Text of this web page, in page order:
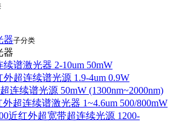
器子分类
器
谱激光器 2-10um 50mW
超连续谱光源 1.9-4um 0.9W
连续谱光源 50mW (1300nm~2000nm)
外超连续谱激光器 1~4.6um 500/800mW
近红外超宽带超连续光源 1200-